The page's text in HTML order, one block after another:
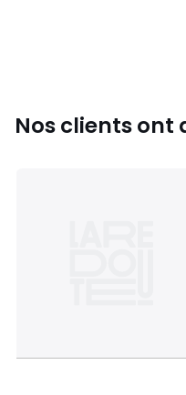
Nos clients ont